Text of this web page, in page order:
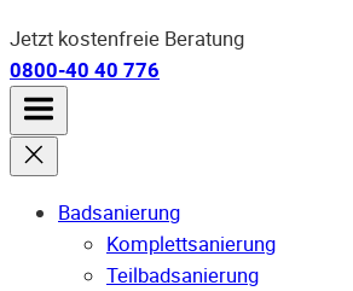
Jetzt kostenfreie Beratung
0800-40 40 776
Badsanierung
Komplettsanierung
Teilbadsanierung